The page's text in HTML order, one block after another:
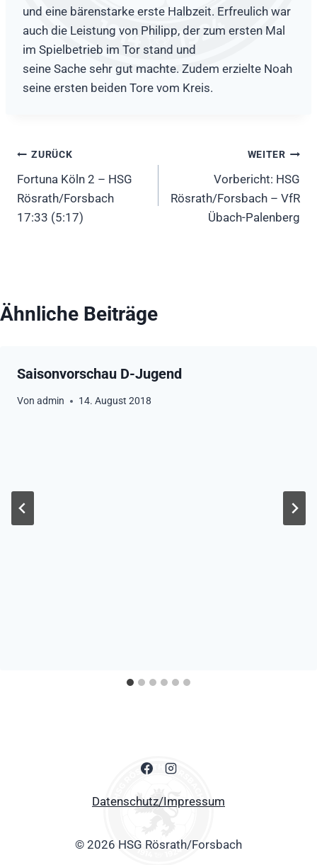
und eine bärenstarke erste Halbzeit. Erfreulich war
auch die Leistung von Philipp, der zum ersten Mal
im Spielbetrieb im Tor stand und
seine Sache sehr gut machte. Zudem erzielte Noah
seine ersten beiden Tore vom Kreis.
Beitragsnavigation
ZURÜCK
Fortuna Köln 2 – HSG
Rösrath/Forsbach
17:33 (5:17)
WEITER
Vorbericht: HSG
Rösrath/Forsbach – VfR
Übach-Palenberg
Ähnliche Beiträge
Saisonvorschau D-Jugend
Von admin 14. August 2018
Datenschutz/Impressum
© 2026 HSG Rösrath/Forsbach